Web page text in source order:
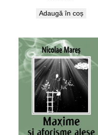
Adaugă în coș